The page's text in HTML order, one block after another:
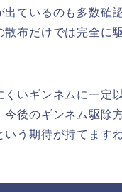
出ているのも多数確
散布だけでは完全に
くいギンネムに一定
今後のギンネム駆除
う期待が持てますね